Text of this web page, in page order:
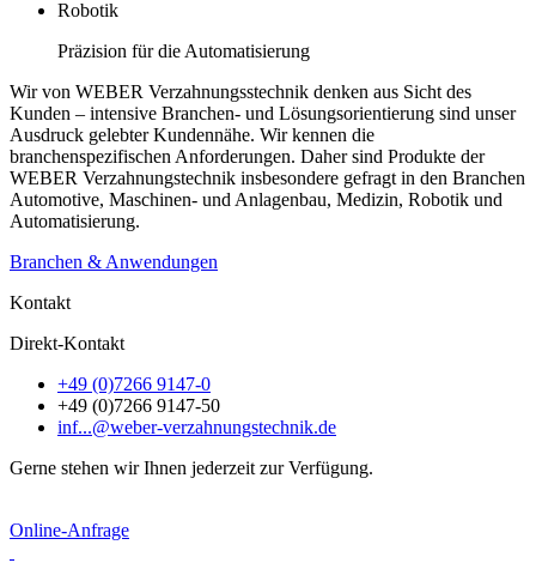
Robotik
Präzision für die Automatisierung
Wir von WEBER Verzahnungsstechnik denken aus Sicht des
Kunden – intensive Branchen- und Lösungsorientierung sind unser
Ausdruck gelebter Kundennähe. Wir kennen die
branchenspezifischen Anforderungen. Daher sind Produkte der
WEBER Verzahnungstechnik insbesondere gefragt in den Branchen
Automotive, Maschinen- und Anlagenbau, Medizin, Robotik und
Automatisierung.
Branchen & Anwendungen
Kontakt
Direkt-Kontakt
+49 (0)7266 9147-0
+49 (0)7266 9147-50
inf...@weber-verzahnungstechnik.de
Gerne stehen wir Ihnen jederzeit zur Verfügung.
Online-Anfrage